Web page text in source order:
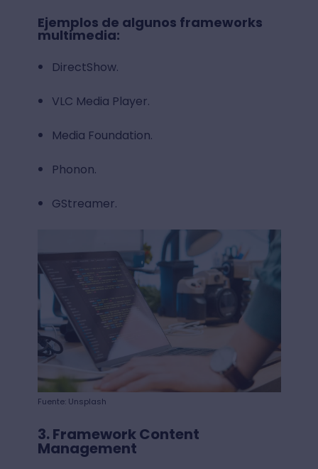
Ejemplos de algunos frameworks
multimedia:
DirectShow.
VLC Media Player.
Media Foundation.
Phonon.
GStreamer.
Fuente: Unsplash
3. Framework Content
Management